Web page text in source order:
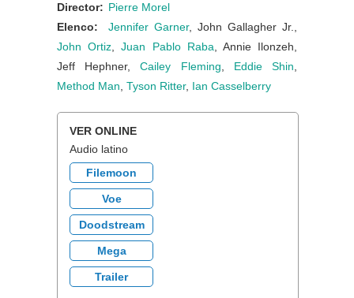
Director: Pierre Morel
Elenco:
Jennifer Garner, John Gallagher Jr.,
John Ortiz ,Juan Pablo Raba , Annie Ilonzeh,
Jeff Hephner,Cailey Fleming Eddie Shin
Method Man Tyson Ritter, Ian Casselberry
VER ONLINE
Audio latino
Filemoon
Voe
Doodstream
Mega
Trailer